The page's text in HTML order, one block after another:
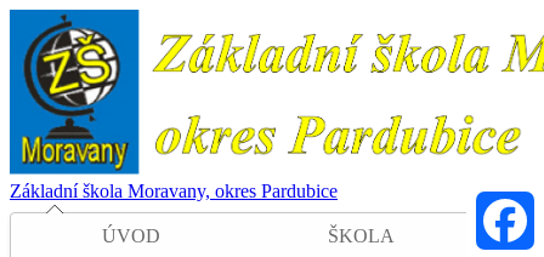
Základní škola Moravany, okres Pardubice
ÚVOD
ŠKOLA